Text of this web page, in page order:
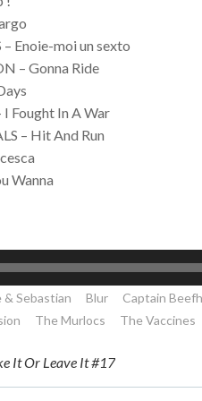
– Enoie-moi un sexto
– Gonna Ride
I Fought In A War
– Hit And Run
Wanna
& Sebastian Blur Captain
The Murlocs The Vaccines
It Or Leave It #17